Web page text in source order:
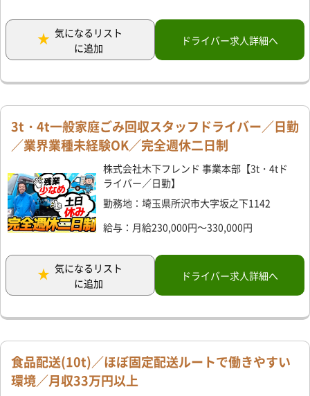
気になるリスト
に追加
ドライバー求人詳細へ
3t・4t一般家庭ごみ回収スタッフドライバー／日勤
／業界業種未経験OK／完全週休二日制
株式会社木下フレンド 事業本部【3t・4tド
ライバー／日勤】
勤務地：埼玉県所沢市大字坂之下1142
給与：月給230,000円～330,000円
気になるリスト
に追加
ドライバー求人詳細へ
食品配送(10t)／ほぼ固定配送ルートで働きやすい
環境／月収33万円以上